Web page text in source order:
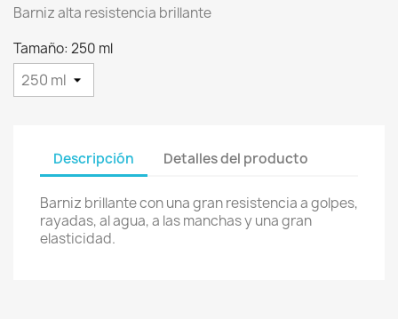
Barniz alta resistencia brillante
Tamaño: 250 ml
Descripción Detalles del producto
Barniz brillante con una gran resistencia a golpes,
rayadas, al agua, a las manchas y una gran
elasticidad.